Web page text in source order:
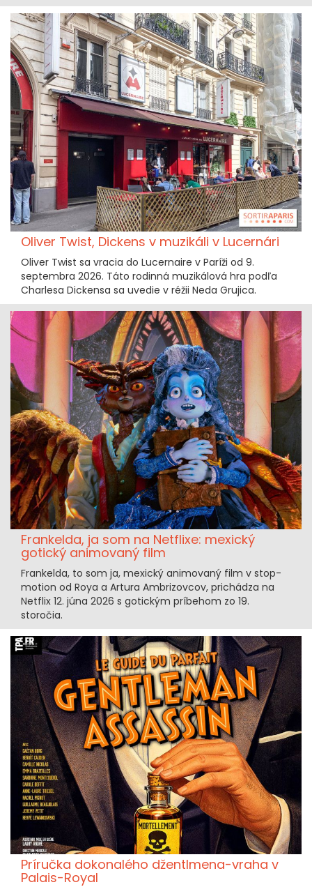
Oliver Twist, Dickens v muzikáli v Lucernári
Oliver Twist sa vracia do Lucernaire v Paríži od 9.
septembra 2026. Táto rodinná muzikálová hra podľa
Charlesa Dickensa sa uvedie v réžii Neda Grujica.
Frankelda, ja som na Netflixe: mexický
gotický animovaný film
Frankelda, to som ja, mexický animovaný film v stop-
motion od Roya a Artura Ambrizovcov, prichádza na
Netflix 12. júna 2026 s gotickým príbehom zo 19.
storočia.
Príručka dokonalého džentlmena-vraha v
Palais-Royal